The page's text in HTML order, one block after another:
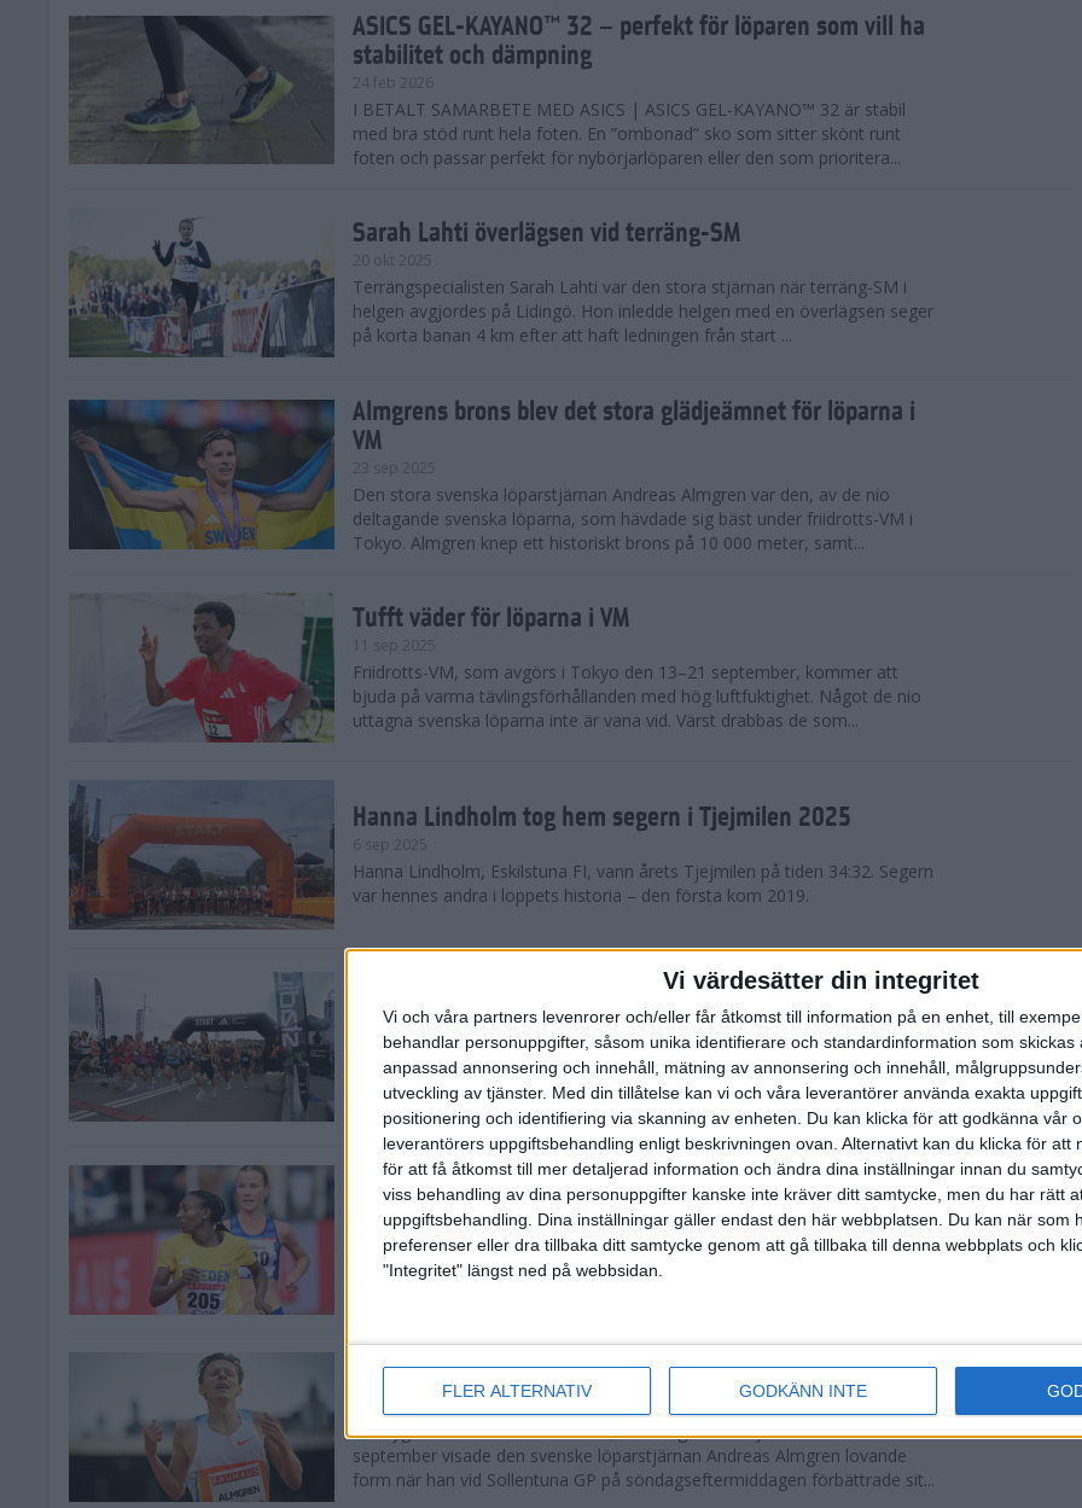
Vi värdesätter din integritet
Vi och våra partners levenrorer och/eller får åtkomst till information på en enhet, till
behandlar personuppgifter, såsom unika identifierare och standardinformation som skickas
anpassad annonsering och innehåll, mätning av annonsering och innehåll,
utveckling av tjänster. Med din tillåtelse kan vi och våra leverantörer använda exakta
positionering och identifiering via skanning av enheten. Du kan klicka för att godkänna vår
leverantörers uppgiftsbehandling enligt beskrivningen ovan. Alternativt kan du klicka för att
för att få åtkomst till mer detaljerad information och ändra dina inställningar innan du
viss behandling av dina personuppgifter kanske inte kräver ditt samtycke, men du har rätt
uppgiftsbehandling. Dina inställningar gäller endast den här webbplatsen. Du kan när som
preferenser eller dra tillbaka ditt samtycke genom att gå tillbaka till denna webbplats och
"Integritet" längst ned på webbsidan.
FLER ALTERNATIV GODKÄNN INTE
ASICS GEL-KAYANO™ 32 – perfekt för löparen som vill ha
stabilitet och dämpning
24 feb 2026
I BETALT SAMARBETE MED ASICS | ASICS GEL-KAYANO™ 32 är stabil
med bra stöd runt hela foten. En ”ombonad” sko som sitter skönt runt
foten och passar perfekt för nybörjarlöparen eller den som prioritera...
Sarah Lahti överlägsen vid terräng-SM
20 okt 2025
Terrängspecialisten Sarah Lahti var den stora stjärnan när terräng-SM i
helgen avgjordes på Lidingö. Hon inledde helgen med en överlägsen seger
på korta banan 4 km efter att haft ledningen från start ...
Almgrens brons blev det stora glädjeämnet för löparna i
VM
23 sep 2025
Den stora svenska löparstjärnan Andreas Almgren var den, av de nio
deltagande svenska löparna, som hävdade sig bäst under friidrotts-VM i
Tokyo. Almgren knep ett historiskt brons på 10 000 meter, samt...
Tufft väder för löparna i VM
11 sep 2025
Friidrotts-VM, som avgörs i Tokyo den 13–21 september, kommer att
bjuda på varma tävlingsförhållanden med hög luftfuktighet. Något de nio
uttagna svenska löparna inte är vana vid. Värst drabbas de som...
Hanna Lindholm tog hem segern i Tjejmilen 2025
6 sep 2025
Hanna Lindholm, Eskilstuna FI, vann årets Tjejmilen på tiden 34:32. Segern
var hennes andra i loppets historia – den första kom 2019.
Snabbaste segertiden på 12 år i rekordstort adidas
Stockholm Halvmaraton
30 aug 2025
Ett slutsålt och rekordstort adidas Stockholm Halvmaraton avgjordes i
nästintill perfekt löparväder. 18 grader, mulet och väldigt lite vind. Totalt
var 19,866 löpare anmälda, varav 15,807 kom till sta...
Löparna viktiga när Sverige vann Finnkampen
26 aug 2025
Den hundrade upplagan av Finnkampen, världens äldsta och största
landskamp i friidrott, avgjordes inför fullsatta läktare på Stockholms
Svenskt rekord när Almgren testade VM-formen
En dryg månad före friidrotts-VM, som avgörs i Tokyo den 13-21
september visade den svenske löparstjärnan Andreas Almgren lovande
form när han vid Sollentuna GP på söndagseftermiddagen förbättrade sit...